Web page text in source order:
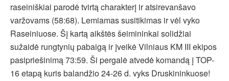
raseiniškiai parodė tvirtą charakterį ir atsirevanšavo
varžovams (58:68). Lemiamas susitikimas ir vėl vyko
Raseiniuose. Šį kartą aikštės šeimininkai solidžiai
sužaidė rungtynių pabaigą ir įveikė Vilniaus KM III ekipos
pasipriešinimą 73:59. Ši pergalė atvedė komandą į TOP-
16 etapą kuris balandžio 24-26 d. vyks Druskininkuose!